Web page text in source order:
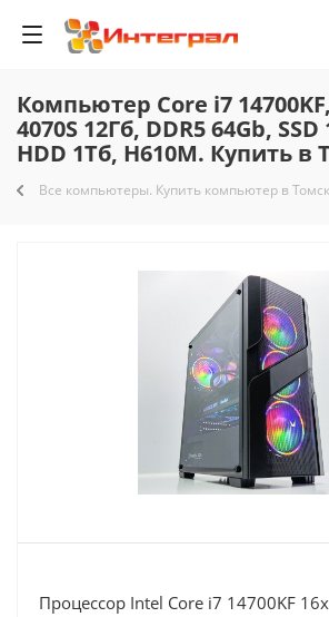
Компьютер Core i7
4070S 12Гб, DDR5 64Gb, SSD
HDD 1Тб, H610M. Купить в
Все компьютеры. Купить компьютер в
Процессор Intel Core i7 14700KF